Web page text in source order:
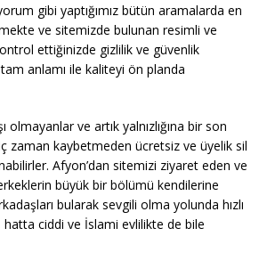
gibi yaptığımız bütün aramalarda en
ve sitemizde bulunan resimli ve
ettiğinizde gizlilik ve güvenlik
anlamı ile kaliteyi ön planda
olmayanlar ve artık yalnızlığına bir son
zaman kaybetmeden ücretsiz ve üyelik sil
Afyon’dan sitemizi ziyaret eden ve
büyük bir bölümü kendilerine
bularak sevgili olma yolunda hızlı
hatta ciddi ve İslami evlilikte de bile